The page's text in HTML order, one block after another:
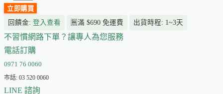
立即購買
回饋金: 登入查看 🈚滿 $690 免運費 出貨時程: 1~3天
不習慣網路下單？讓專人為您服務
電話訂購
0971 76 0060
市話: 03 520 0060
LINE 諮詢